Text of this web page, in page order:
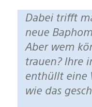
Dabei trifft man auf bekannte und
neue
Aber wem
trauen? Ihre
enthüllt eine
wie das